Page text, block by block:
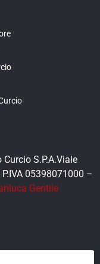
S.P.A.Viale
05398071000 –
Gentile